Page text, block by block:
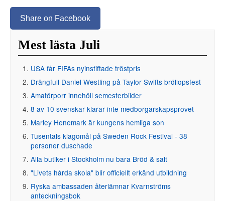
Share on Facebook
Mest lästa Juli
USA får FIFAs nyinstiftade tröstpris
Drängfull Daniel Westling på Taylor Swifts bröllopsfest
Amatörporr innehöll semesterbilder
8 av 10 svenskar klarar inte medborgarskapsprovet
Marley Henemark är kungens hemliga son
Tusentals klagomål på Sweden Rock Festival - 38
personer duschade
Alla butiker i Stockholm nu bara Bröd & salt
"Livets hårda skola" blir officiellt erkänd utbildning
Ryska ambassaden återlämnar Kvarnströms
anteckningsbok